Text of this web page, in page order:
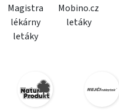
Magistra
lékárny
letáky
Mobino.cz
letáky